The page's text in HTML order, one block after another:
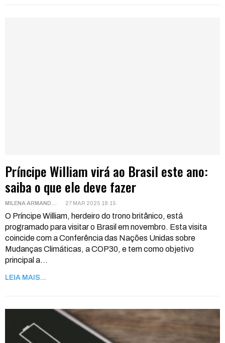
Príncipe William virá ao Brasil este ano:
saiba o que ele deve fazer
27 MAR 2025 18:15
O Príncipe William, herdeiro do trono britânico, está
programado para visitar o Brasil em novembro. Esta visita
coincide com a Conferência das Nações Unidas sobre
Mudanças Climáticas, a COP30, e tem como objetivo
principal a…
LEIA MAIS...